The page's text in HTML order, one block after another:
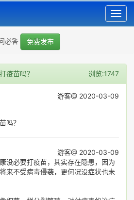
必答 免费发布
疫苗吗？ 浏览:1747
游客@ 2020-03-09
吗？
游客@ 2020-03-09
没必要打疫苗，其实存在隐患，因为
来不受病毒侵袭，更何况没症状也未